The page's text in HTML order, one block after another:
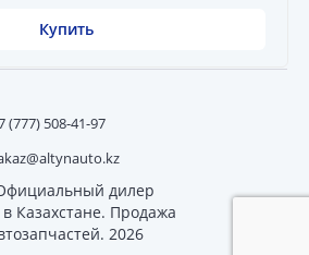
Купить
(777) 508-41-97
дилер
в Казахстане. Продажа
2026